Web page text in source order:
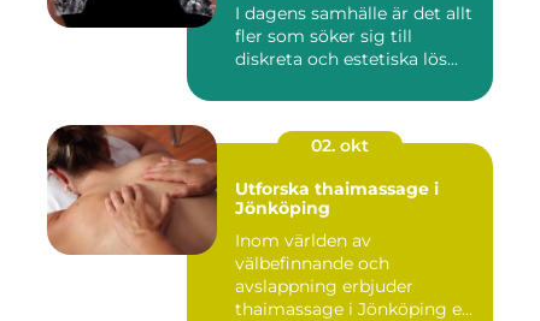
I dagens samhälle är det allt
fler som söker sig till
diskreta och estetiska lös...
02. okt
Utforska thaimassage i
Jönköping
Inom världen av
välbefinnande och
avslappning erbjuder
thaimassage i Jönköping e...